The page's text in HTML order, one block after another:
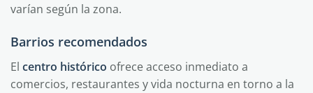
varían según la zona.
Barrios recomendados
El centro histórico ofrece acceso inmediato a
comercios, restaurantes y vida nocturna en torno a la